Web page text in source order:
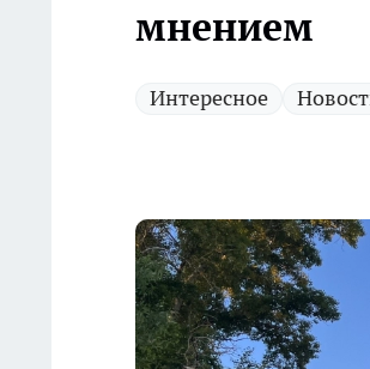
мнением
Интересное